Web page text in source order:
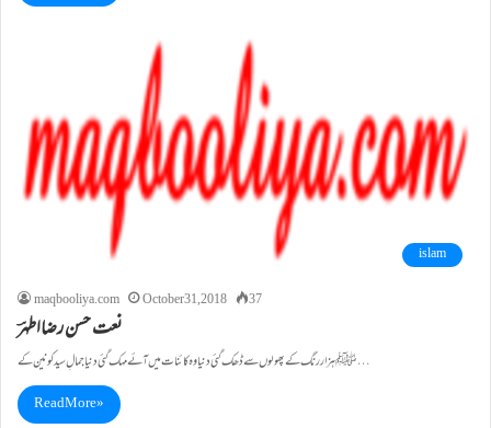
islam
maqbooliya.com
October 31, 2018 37
نعت حسن رضااطہرؔ
ﷺ ہزار رنگ کے پھولوں سے ڈھک گئی دنیا وہ کائنات میں آئے مہک گئی دنیا جمالِ سید کونین کے…
Read More »